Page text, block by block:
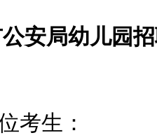
安局幼儿园
生：